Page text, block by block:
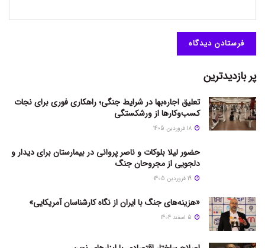
پر بازدیدترین
تعلیق اجاره‌بها در شرایط جنگی؛ راهکاری فوری برای نجات
کسب‌وکارها از ورشکستگی
حضور لیلا بلوکات و ناصر پروانی در بیمارستان برای دیدار و
دلجویی از مجروحان جنگ
«هزینه‌های جنگ با ایران از نگاه کارشناسان آمریکایی»